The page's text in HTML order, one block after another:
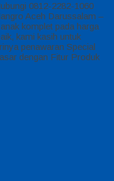
0812-2282-1060
Aceh Darussalam –
komplet pada harga
kami kasih untuk
penawaran Special
dengan Fitur Produk